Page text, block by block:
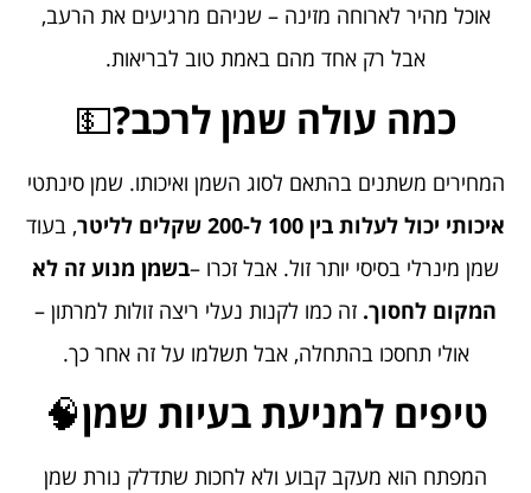
אוכל מהיר לארוחה מזינה – שניהם מרגיעים את הרעב,
אבל רק אחד מהם באמת טוב לבריאות.
כמה עולה שמן לרכב?💵
המחירים משתנים בהתאם לסוג השמן ואיכותו. שמן סינתטי
איכותי יכול לעלות בין 100 ל-200 שקלים לליטר
, בעוד
שמן מינרלי בסיסי יותר זול. אבל זכרו –בשמן מנוע זה לא
המקום לחסוך. זה כמו לקנות נעלי ריצה זולות למרתון –
אולי תחסכו בהתחלה, אבל תשלמו על זה אחר כך.
טיפים למניעת בעיות שמן🧠
המפתח הוא מעקב קבוע ולא לחכות שתדלק נורת שמן